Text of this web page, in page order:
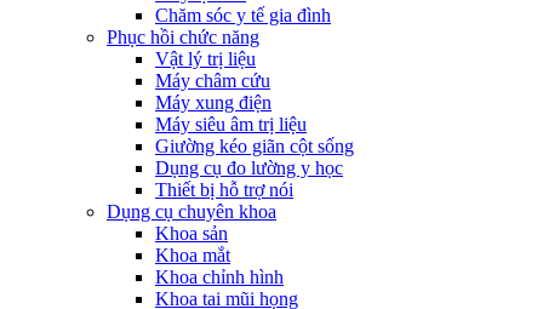
Chăm sóc y tế gia đình
Phục hồi chức năng
Vật lý trị liệu
Máy châm cứu
Máy xung điện
Máy siêu âm trị liệu
Giường kéo giãn cột sống
Dụng cụ đo lường y học
Thiết bị hỗ trợ nói
Dụng cụ chuyên khoa
Khoa sản
Khoa mắt
Khoa chỉnh hình
Khoa tai mũi họng